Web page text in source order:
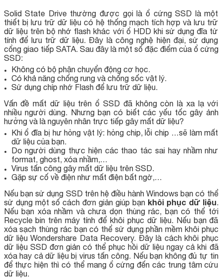
Solid State Drive thường được gọi là ổ cứng SSD là một
thiết bị lưu trữ dữ liệu có hệ thống mạch tích hợp và lưu trữ
dữ liệu trên bộ nhớ flash khác với ổ HDD khi sử dụng đĩa từ
tính để lưu trữ dữ liệu. Đây là công nghệ hiện đại, sử dụng
cổng giao tiếp SATA. Sau đây là một số đặc điểm của ổ cứng
SSD:
Không có bộ phận chuyển động cơ học.
Có khả năng chống rung và chống sốc vật lý.
Sử dụng chíp nhớ Flash để lưu trữ dữ liệu.
Vấn đề mất dữ liệu trên ổ SSD đã không còn là xa lạ với
nhiều người dùng. Nhưng bạn có biết các yếu tốc gây ảnh
hưởng và là nguyên nhân trực tiếp gây mất dữ liệu?
Khi ổ đĩa bị hư hỏng vật lý: hỏng chip, lỗi chip …sẽ làm mất
dữ liệu của bạn.
Do người dùng thực hiện các thao tác sai hay nhầm như
format, ghost, xóa nhầm,…
Virus tấn công gây mất dữ liệu trên SSD.
Gặp sự cố về điện như mất điện bất ngờ,…
Nếu bạn sử dụng SSD trên hệ điều hành Windows bạn có thể
sử dụng một số cách đơn giản giúp bạn khôi phục dữ liệu.
Nếu bạn xóa nhầm và chưa dọn thùng rác, bạn có thể tới
Recycle bin trên máy tính để khôi phục dữ liệu. Nếu bạn đã
xóa sạch thùng rác bạn có thể sử dụng phần mềm khôi phục
dữ liệu Wondershare Data Recovery. Đây là cách khôi phục
dữ liệu SSD đơn giản có thể phục hồi dữ liệu ngay cả khi đã
xóa hay cả dữ liệu bị virus tấn công. Nếu bạn không đủ tự tin
để thực hiện thì có thể mang ổ cứng đến các trung tâm cứu
dữ liệu.